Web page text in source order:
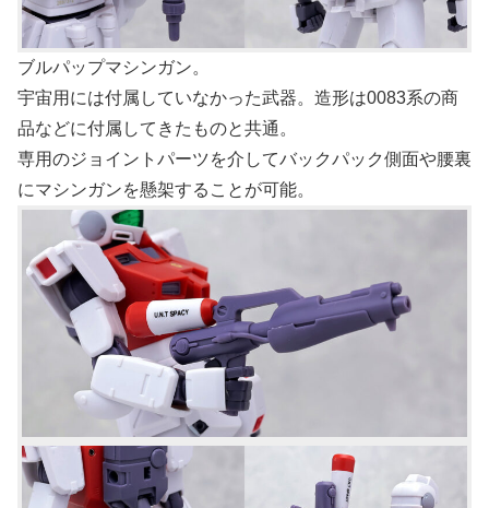
ブルパップマシンガン。
宇宙用には付属していなかった武器。造形は0083系の商
品などに付属してきたものと共通。
専用のジョイントパーツを介してバックパック側面や腰裏
にマシンガンを懸架することが可能。